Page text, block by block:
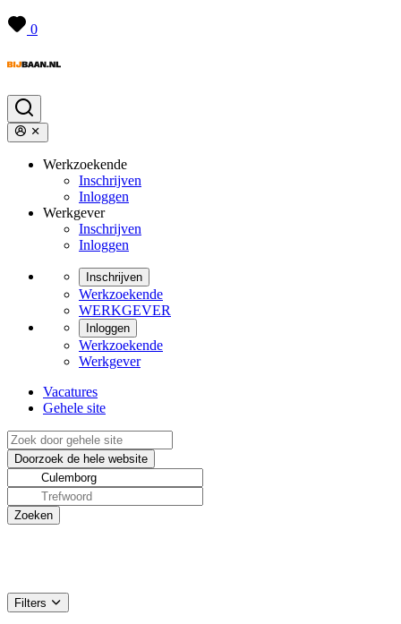
0
Werkzoekende
Inschrijven
Inloggen
Werkgever
Inschrijven
Inloggen
Inschrijven
Werkzoekende
WERKGEVER
Inloggen
Werkzoekende
Werkgever
Vacatures
Gehele site
Filters